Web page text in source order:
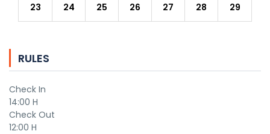
23
24 25 26 27 28
29
550 DT
RULES
Check In
14:00 H
Check Out
12:00 H